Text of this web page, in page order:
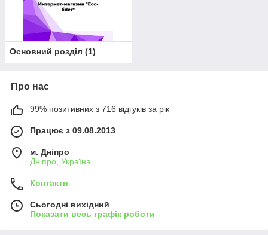
Основний розділ (1)
Про нас
99% позитивних з 716 відгуків за рік
Працює з 09.08.2013
м. Дніпро
Дніпро, Україна
Контакти
Сьогодні вихідний
Показати весь графік роботи